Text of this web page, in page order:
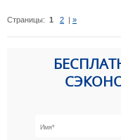
Страницы: 1 2 | »